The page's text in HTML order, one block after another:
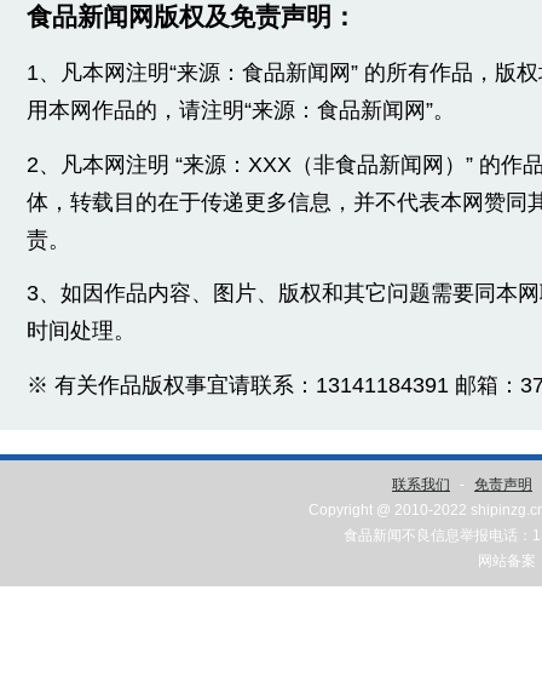
食品新闻网版权及免责声明：
1、凡本网注明“来源：食品新闻网” 的所有作品，版
用本网作品的，请注明“来源：食品新闻网”。
2、凡本网注明 “来源：XXX（非食品新闻网）” 的作
体，转载目的在于传递更多信息，并不代表本网赞同
责。
3、如因作品内容、图片、版权和其它问题需要同本
时间处理。
※ 有关作品版权事宜请联系：13141184391 邮箱：
联系我们 - 免责声明
Copyright @ 2010-2022
食品新闻不良信息举报电话：
网站备案